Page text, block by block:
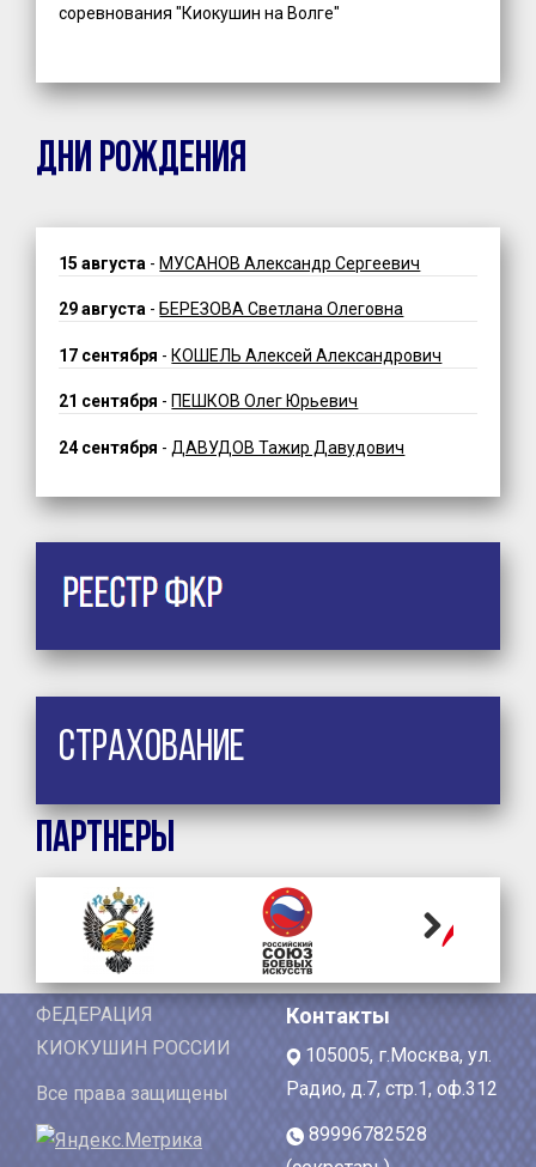
соревнования "Киокушин на Волге"
ДНИ РОЖДЕНИЯ
15 августа - МУСАНОВ Александр Сергеевич
29 августа - БЕРЕЗОВА Светлана Олеговна
17 сентября - КОШЕЛЬ Алексей Александрович
21 сентября - ПЕШКОВ Олег Юрьевич
24 сентября - ДАВУДОВ Тажир Давудович
Страхование
Партнеры
ФЕДЕРАЦИЯ
КИОКУШИН РОССИИ
Все права защищены
Контакты
105005, г.Москва, ул.
Радио, д.7, стр.1, оф.312
89996782528